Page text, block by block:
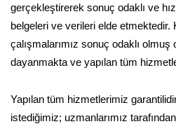
gerçekleştirerek sonuç odaklı ve
belgeleri ve verileri elde etmektedir.
çalışmalarımız sonuç odaklı
dayanmakta ve yapılan tüm
Yapılan tüm hizmetlerimiz
istediğimiz; uzmanlarımız